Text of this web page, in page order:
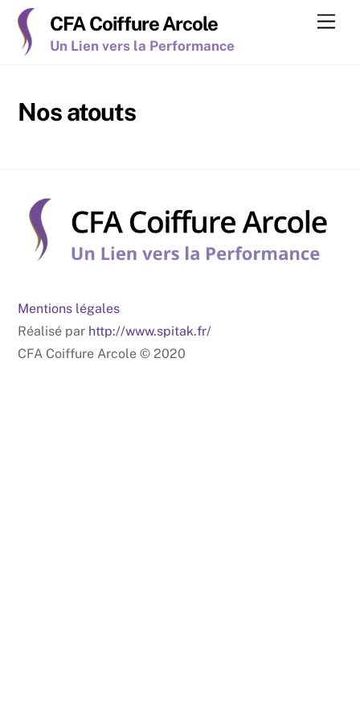
Skip
content
CFA Coiffure Arcole
Un Lien vers la Performance
Nos atouts
Mentions légales
Réalisé par http://www.spitak.fr/
CFA Coiffure Arcole © 2020